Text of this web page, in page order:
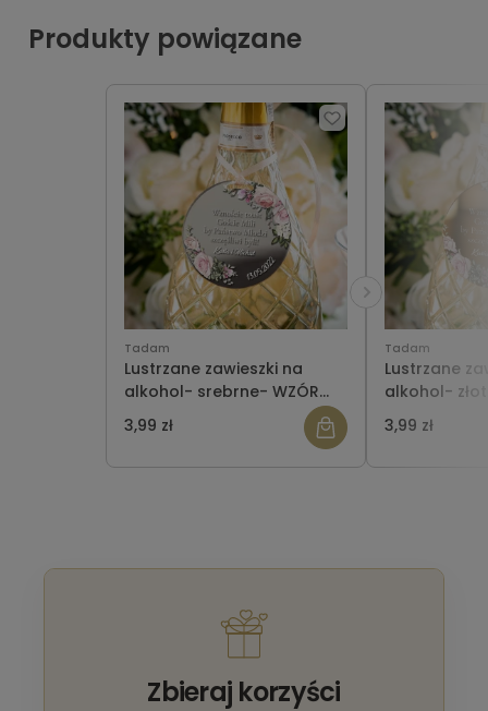
Produkty powiązane
Tadam
Lustrzane zawieszki na
alkohol- srebrne- WZÓR
137
3,99 zł
Tadam
Lustrzane
alkohol-
3,99 zł
Zbieraj korzyści